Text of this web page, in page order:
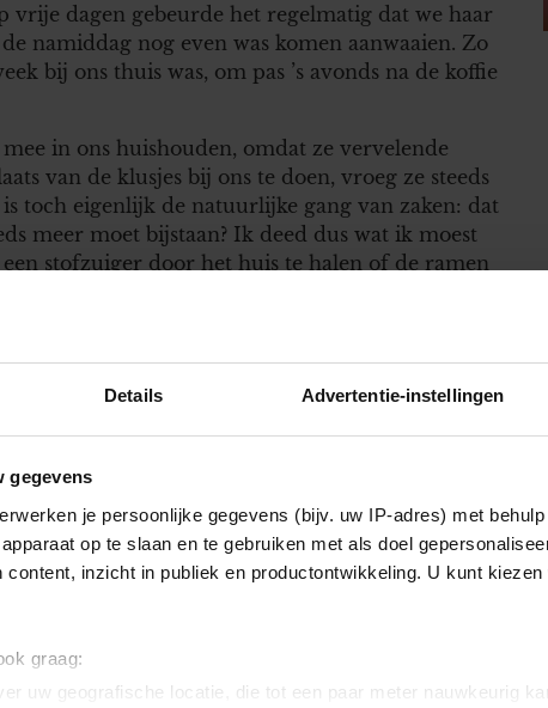
Details Advertentie-instellingen
gegevens
je persoonlijke gegevens (bijv. uw IP-adres) met
op te slaan en te gebruiken met als doel
content, inzicht in publiek en productontwikkeling. U kunt
graag:
uw geografische locatie, die tot een paar meter nauwkeurig
vrije dagen gebeurde het regelmatig dat we haar
namiddag nog even was komen aanwaaien. Zo
bij ons thuis was, om pas ’s avonds na de koffie
in ons huishouden, omdat ze vervelende
van de klusjes bij ons te doen, vroeg ze steeds
toch eigenlijk de natuurlijke gang van zaken: dat
meer moet bijstaan? Ik deed dus wat ik moest
stofzuiger door het huis te halen of de ramen
die bij mij thuis te doen. Intussen bleef ze nog
alleen nog maar op de bank, te wachten tot
leverend op van alles en nog wat.
aan te kaarten, een paar weken nadat mijn
mis oma best een beetje, maar eigenlijk vind ik
luchtige toon. Ik zag Eline met een verschrikte
en ik gaf Eline een geruststellende knipoog.
heeft ze altijd het laatste woord.’
even tv-kijken zonder al dat gekakel om me